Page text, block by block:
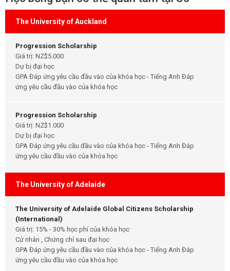
The University of Auckland
Progression Scholarship
Giá trị: NZ$5.000
Dự bị đại học
GPA Đáp ứng yêu cầu đầu vào của khóa học - Tiếng Anh Đáp
ứng yêu cầu đầu vào của khóa học
Progression Scholarship
Giá trị: NZ$1.000
Dự bị đại học
GPA Đáp ứng yêu cầu đầu vào của khóa học - Tiếng Anh Đáp
ứng yêu cầu đầu vào của khóa học
The University of Adelaide
The University of Adelaide Global Citizens Scholarship
(International)
Giá trị: 15% - 30% học phí của khóa học
Cử nhân , Chứng chỉ sau đại học
GPA Đáp ứng yêu cầu đầu vào của khóa học - Tiếng Anh Đáp
ứng yêu cầu đầu vào của khóa học